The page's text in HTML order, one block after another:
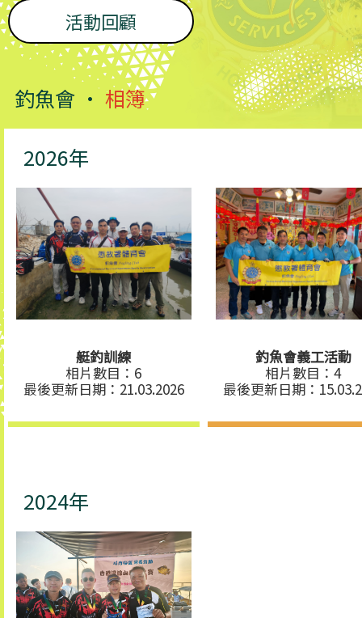
活動回顧
釣魚會 •相簿
2026年
艇釣訓練
相片數目：6
最後更新日期：21.03.2026
釣魚會義工活動
相片數目：4
最後更新日期：
2024年